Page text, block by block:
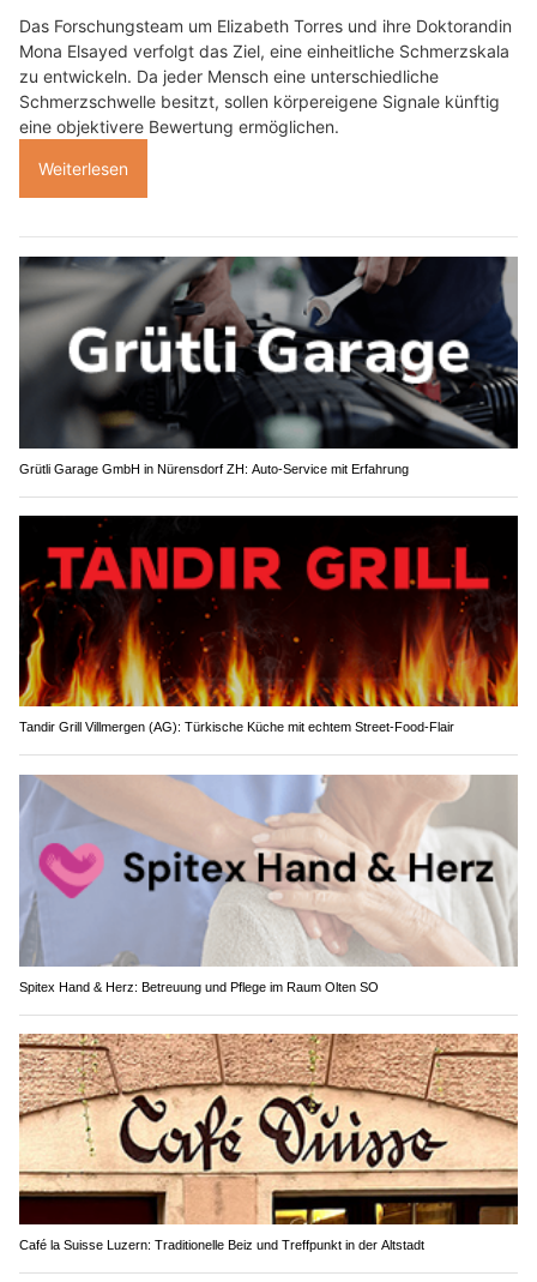
Das Forschungsteam um Elizabeth Torres und ihre Doktorandin
Mona Elsayed verfolgt das Ziel, eine einheitliche Schmerzskala
zu entwickeln. Da jeder Mensch eine unterschiedliche
Schmerzschwelle besitzt, sollen körpereigene Signale künftig
eine objektivere Bewertung ermöglichen.
Weiterlesen
Grütli Garage GmbH in Nürensdorf ZH: Auto-Service mit Erfahrung
Tandir Grill Villmergen (AG): Türkische Küche mit echtem Street-Food-Flair
Spitex Hand & Herz: Betreuung und Pflege im Raum Olten SO
Café la Suisse Luzern: Traditionelle Beiz und Treffpunkt in der Altstadt